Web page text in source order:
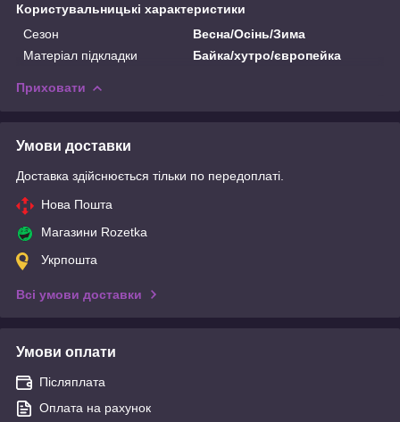
Користувальницькі характеристики
Сезон
Весна/Осінь/Зима
Матеріал підкладки
Байка/хутро/європейка
Приховати
Умови доставки
Доставка здійснюється тільки по передоплаті.
Нова Пошта
Магазини Rozetka
Укрпошта
Всі умови доставки
Умови оплати
Післяплата
Оплата на рахунок